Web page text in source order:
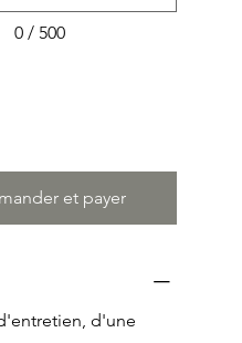
0 / 500
et payer
d'une